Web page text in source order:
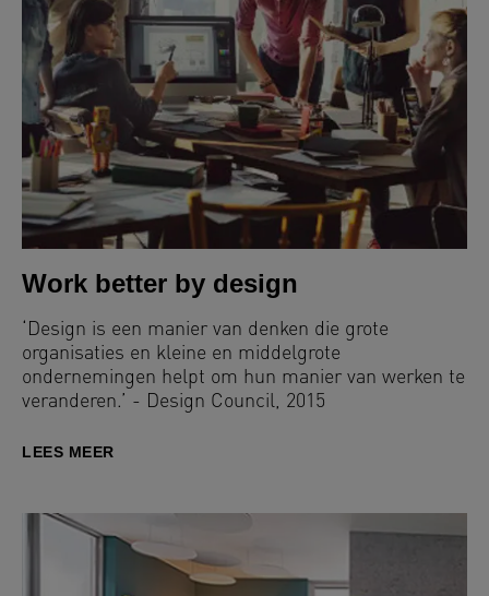
Work better by design
‘Design is een manier van denken die grote
organisaties en kleine en middelgrote
ondernemingen helpt om hun manier van werken te
veranderen.’ - Design Council, 2015
LEES MEER